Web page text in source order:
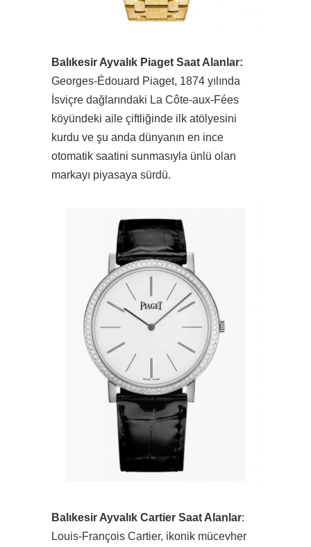
Balıkesir Ayvalık Piaget Saat Alanlar:
Georges-Édouard Piaget, 1874 yılında
İsviçre dağlarındaki La Côte-aux-Fées
köyündeki aile çiftliğinde ilk atölyesini
kurdu ve şu anda dünyanın en ince
otomatik saatini sunmasıyla ünlü olan
markayı piyasaya sürdü.
Balıkesir Ayvalık Cartier Saat Alanlar:
Louis-François Cartier, ikonik mücevher